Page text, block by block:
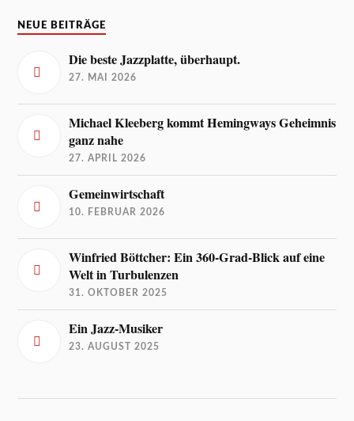
NEUE BEITRÄGE
Die beste Jazzplatte, überhaupt.
27. MAI 2026
Michael Kleeberg kommt Hemingways Geheimnis
ganz nahe
27. APRIL 2026
Gemeinwirtschaft
10. FEBRUAR 2026
Winfried Böttcher: Ein 360-Grad-Blick auf eine
Welt in Turbulenzen
31. OKTOBER 2025
Ein Jazz-Musiker
23. AUGUST 2025